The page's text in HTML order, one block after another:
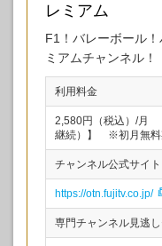
レミアム
F1！バレーボール
ミアムチャンネル！
利用料金
2,580円（税込）/月​
継続）】 ※初月無料
チャンネル公式サイト
https://otn.fujitv.co.jp/
専門チャンネル見逃し